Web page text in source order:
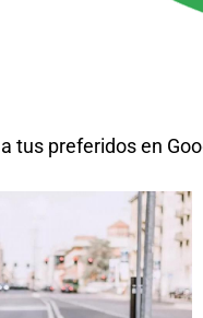
tus preferidos en